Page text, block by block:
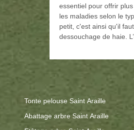
essentiel pour offrir
les maladies selon le
petit, c'est ainsi qu'il
dessouchage de haie.
Tonte pelouse Saint Araille
Abattage arbre Saint Araille